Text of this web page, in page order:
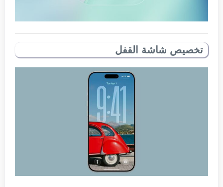
تخصيص شاشة القفل